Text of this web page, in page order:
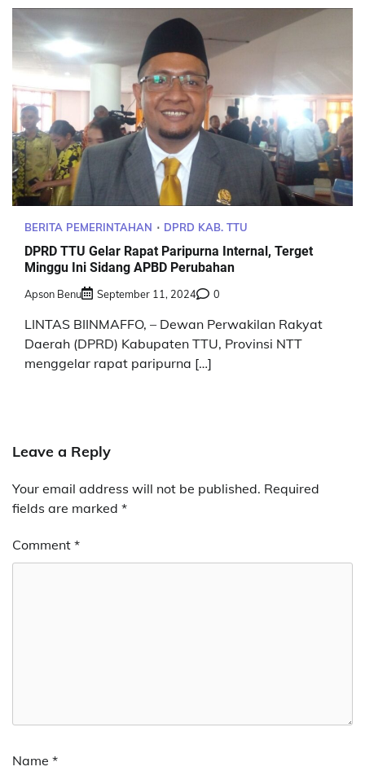
BERITA PEMERINTAHAN DPRD KAB. TTU
DPRD TTU Gelar Rapat Paripurna Internal, Terget
Minggu Ini Sidang APBD Perubahan
Apson Benu September 11, 2024 0
LINTAS BIINMAFFO, – Dewan Perwakilan Rakyat
Daerah (DPRD) Kabupaten TTU, Provinsi NTT
menggelar rapat paripurna […]
Leave a Reply
Your email address will not be published. Required
fields are marked *
Comment *
Name *